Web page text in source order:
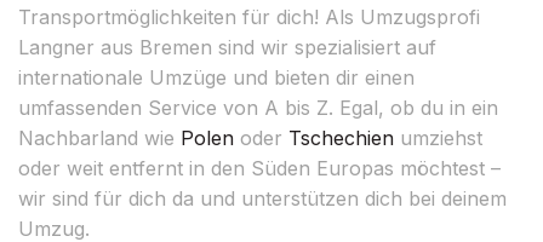
Transportmöglichkeiten für dich! Als Umzugsprofi
Langner aus Bremen sind wir spezialisiert auf
internationale Umzüge und bieten dir einen
umfassenden Service von A bis Z. Egal, ob du in ein
Nachbarland wie Polen oder Tschechien umziehst
oder weit entfernt in den Süden Europas möchtest –
wir sind für dich da und unterstützen dich bei deinem
Umzug.